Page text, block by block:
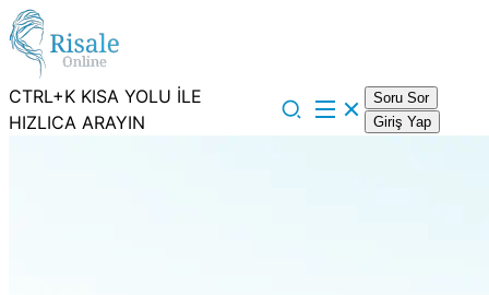
CTRL+K KISA YOLU İLE
HIZLICA ARAYIN
Soru Sor
Giriş Yap